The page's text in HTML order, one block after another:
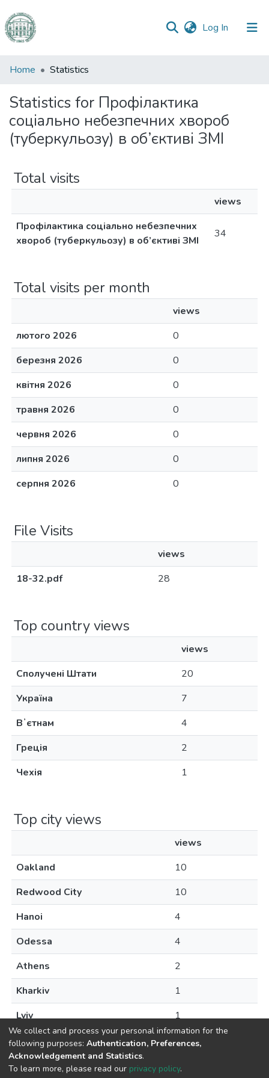
Log In (current)
Communities
Collections
All of DSpace
Home Statistics
Statistics for Профілактика
соціально небезпечних хвороб
(туберкульозу) в об’єктиві ЗМІ
Total visits
views
Профілактика соціально небезпечних
хвороб (туберкульозу) в об’єктиві ЗМІ
34
Total visits per month
views
лютого 2026
0
березня 2026
0
квітня 2026
0
травня 2026
0
червня 2026
0
липня 2026
0
серпня 2026
0
File Visits
views
18-32.pdf
28
Top country views
views
Сполучені Штати
20
Україна
7
Вʼєтнам
4
Греція
2
Чехія
1
Top city views
views
Oakland
10
Redwood City
10
Hanoi
4
Odessa
4
Athens
2
Kharkiv
1
Lviv
1
We collect and process your personal information for the
following purposes: Authentication, Preferences,
Acknowledgement and Statistics.
To learn more, please read our privacy policy.